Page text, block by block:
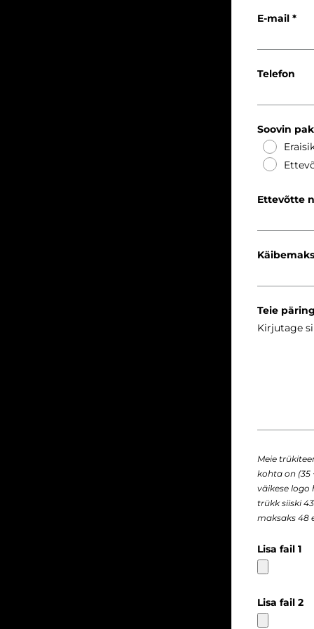
E-mail
Telefon
Soovin
Ettevõtte
Teie
Meie
kohta on (35
väikese logo
trükk siiski
maksaks 48
Lisa fail 1
Lisa fail 2